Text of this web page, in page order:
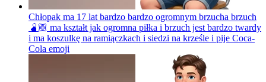
Chłopak ma 17 lat bardzo bardzo ogromnym brzucha brzuch
🫄🏼 ma kształt jak ogromna piłka i brzuch jest bardzo twardy
i ma koszulkę na ramiączkach i siedzi na krześle i pije Coca-
Cola emoji